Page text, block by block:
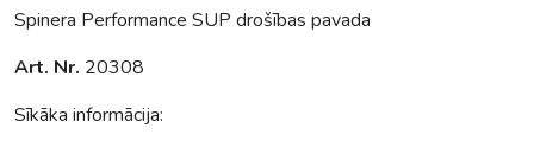
Spinera Performance SUP drošības pavada
Art. Nr. 20308
Sīkāka informācija: